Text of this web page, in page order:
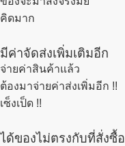
คิดมาก
มีค่าจัดส่งเพิ่มเติมอีก
จ่ายค่าสินค้าแล้ว
ต้องมาจ่ายค่าส่งเพิ่มอีก !!
เซ็งเป็ด !!
ได้ของไม่ตรงกับที่สั่งซื้อ